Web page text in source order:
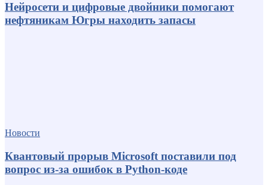
Нейросети и цифровые двойники помогают
нефтяникам Югры находить запасы
Новости
Квантовый прорыв Microsoft поставили под
вопрос из-за ошибок в Python-коде